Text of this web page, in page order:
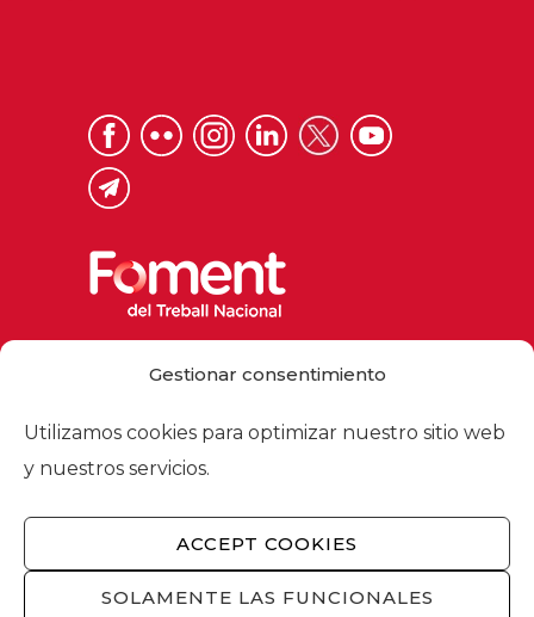
Gestionar consentimiento
Utilizamos cookies para optimizar nuestro sitio web
y nuestros servicios.
ACCEPT COOKIES
SOLAMENTE LAS FUNCIONALES
foment@foment.com
© 2026 - Foment del Treball Nacional